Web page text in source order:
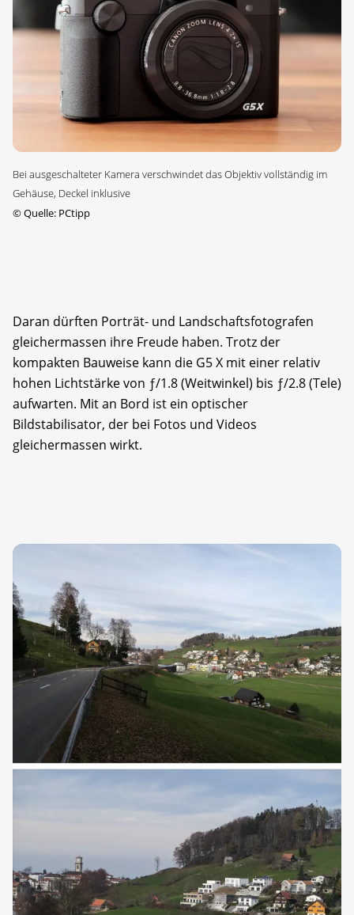
Bei ausgeschalteter Kamera verschwindet das Objektiv vollständig im
Gehäuse, Deckel inklusive
©Quelle: PCtipp
Daran dürften Porträt- und Landschaftsfotografen
gleichermassen ihre Freude haben. Trotz der
kompakten Bauweise kann die G5 X mit einer relativ
hohen Lichtstärke von ƒ/1.8 (Weitwinkel) bis ƒ/2.8 (Tele)
aufwarten. Mit an Bord ist ein optischer
Bildstabilisator, der bei Fotos und Videos
gleichermassen wirkt.